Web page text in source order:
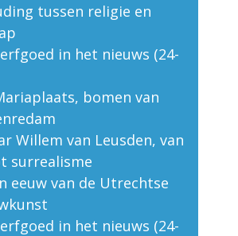
tussen religie en
in het nieuws (24-
bomen van
Willem van Leusden, van
surrealisme
eeuw van de Utrechtse
in het nieuws (24-